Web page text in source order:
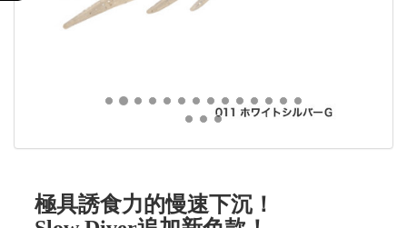
極具誘食力的慢速下沉！